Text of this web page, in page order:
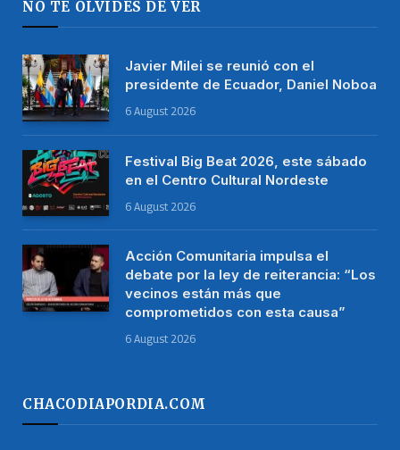
NO TE OLVIDES DE VER
Javier Milei se reunió con el
presidente de Ecuador, Daniel Noboa
6 August 2026
Festival Big Beat 2026, este sábado
en el Centro Cultural Nordeste
6 August 2026
Acción Comunitaria impulsa el
debate por la ley de reiterancia: “Los
vecinos están más que
comprometidos con esta causa”
6 August 2026
CHACODIAPORDIA.COM